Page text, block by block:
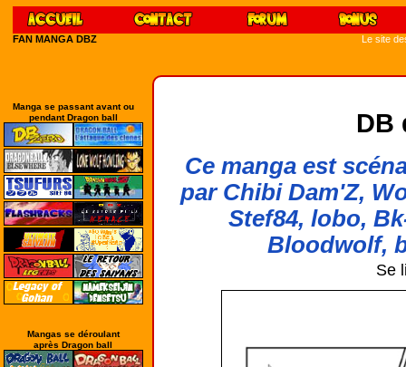
FAN MANGA DBZ Le site
Manga se passant avant ou
pendant Dragon ball
Mangas se déroulant
après Dragon ball
DB
Ce manga est
par Chibi Dam'Z,
Stef84, lobo,
Bloodwolf,
Se